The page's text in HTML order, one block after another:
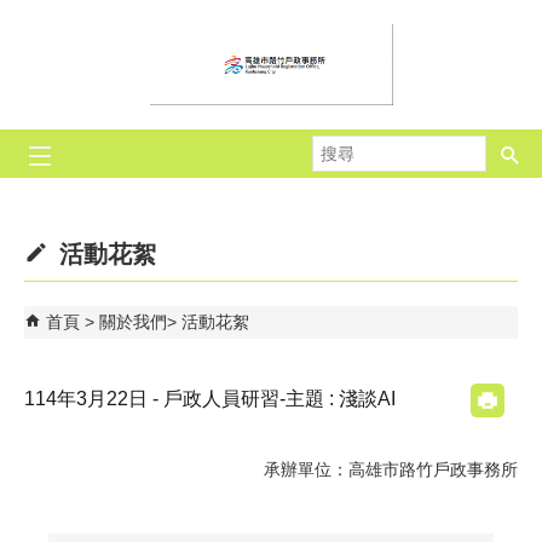
尋
活動花絮
首頁 關於我們 活動花絮
114年3月22日 - 戶政人員研習-主題 : 淺談AI
承辦單位：高雄市路竹戶政事務所